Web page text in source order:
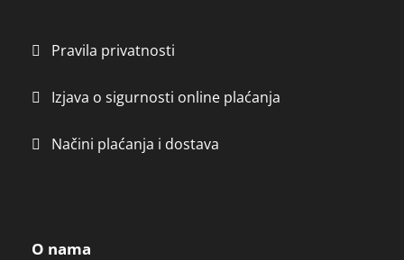
y
Pravila privatnosti
Izjava o sigurnosti online plaćanja
Načini plaćanja i dostava
O nama